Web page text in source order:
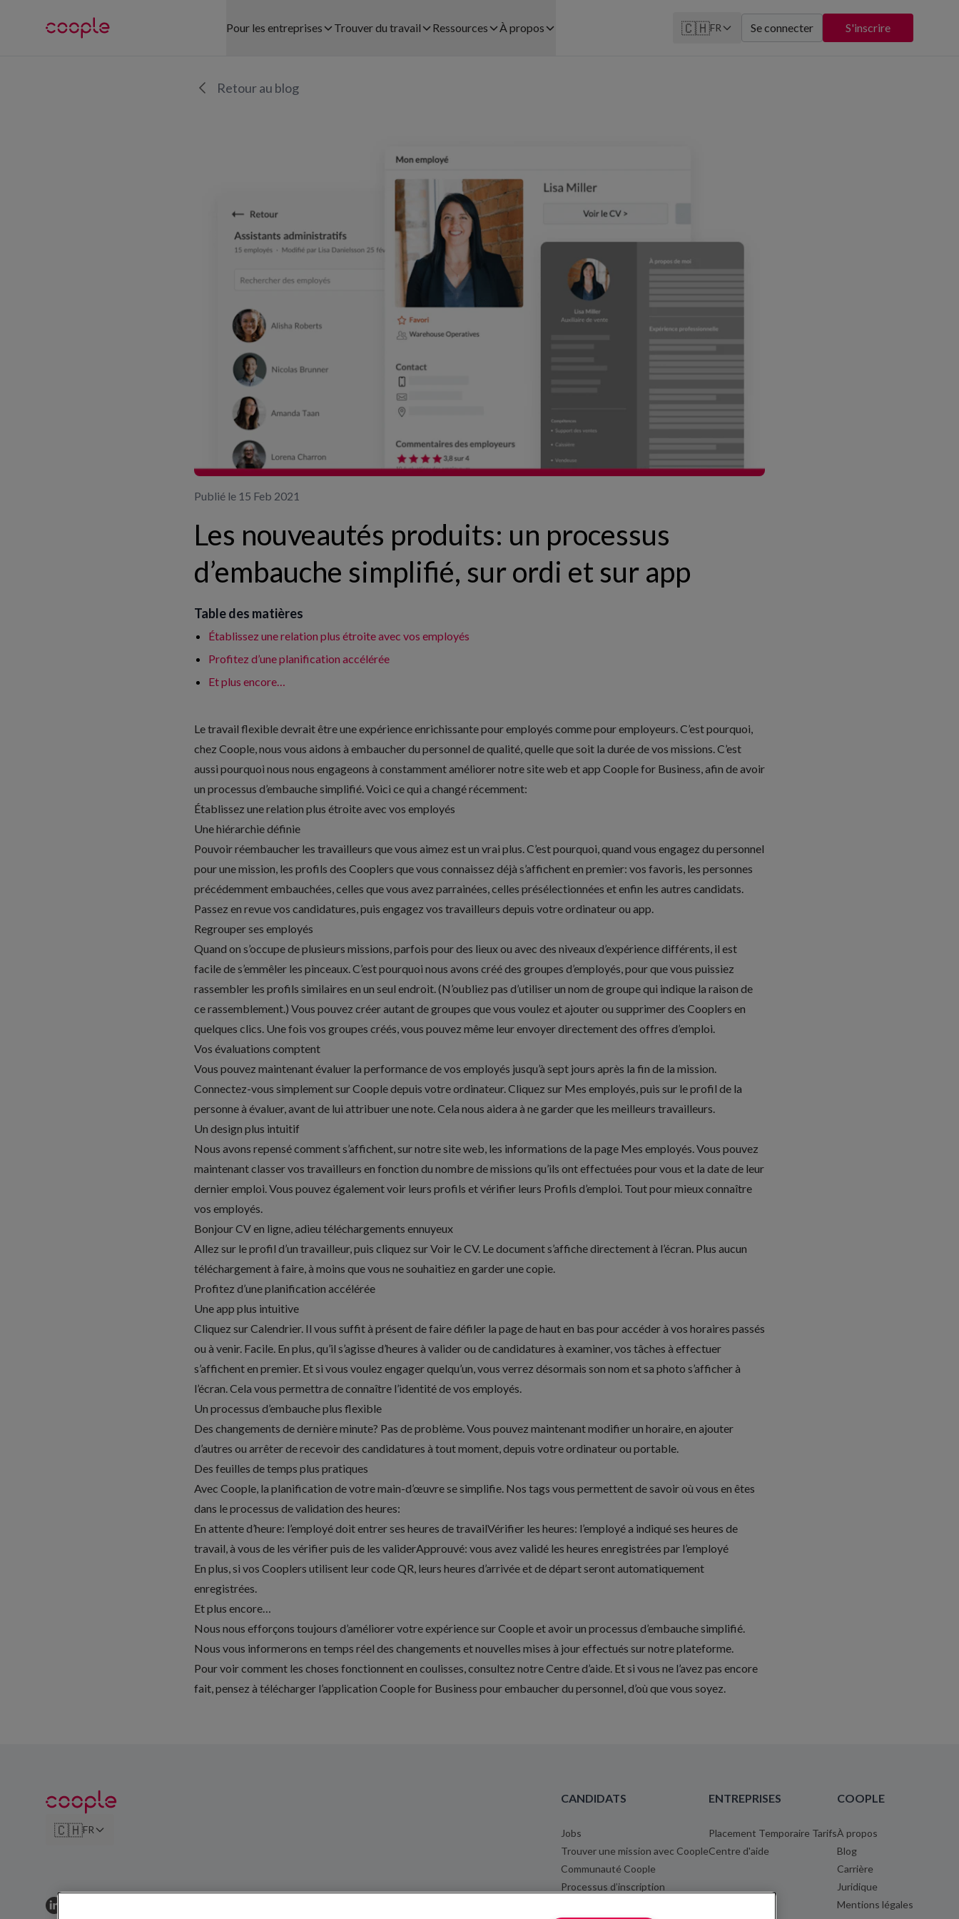
Pour les entreprises
NOS SECTEURS
Recrutement
Payrolling
Trouver du travail
Bulletin de Salaire
Communauté Coople
Centre d'aide
Télécharger l'app
Ressources
Aide et contact
À propos 🇨🇭FR Se connecter S'inscrire
Retour au blog
Publié le 15 Feb 2021
Les nouveautés produits: un processus
d’embauche simplifié, sur ordi et sur app
Table des matières
Établissez une relation plus étroite avec vos employés
Profitez d’une planification accélérée
Et plus encore…
Le travail flexible devrait être une expérience enrichissante pour employés comme pour employeurs. C’est pourquoi,
chez Coople, nous vous aidons à embaucher du personnel de qualité, quelle que soit la durée de vos missions. C’est
aussi pourquoi nous nous engageons à constamment améliorer notre site web et app Coople for Business, afin de avoir
un processus d’embauche simplifié. Voici ce qui a changé récemment:
Établissez une relation plus étroite avec vos employés
Une hiérarchie définie
Pouvoir réembaucher les travailleurs que vous aimez est un vrai plus. C’est pourquoi, quand vous engagez du personnel
pour une mission, les profils des Cooplers que vous connaissez déjà s’affichent en premier: vos favoris, les personnes
précédemment embauchées, celles que vous avez parrainées, celles présélectionnées et enfin les autres candidats.
Passez en revue vos candidatures, puis engagez vos travailleurs depuis votre ordinateur ou app.
Regrouper ses employés
Quand on s’occupe de plusieurs missions, parfois pour des lieux ou avec des niveaux d’expérience différents, il est
facile de s’emmêler les pinceaux. C’est pourquoi nous avons créé des groupes d’employés, pour que vous puissiez
rassembler les profils similaires en un seul endroit. (N’oubliez pas d’utiliser un nom de groupe qui indique la raison de
ce rassemblement.) Vous pouvez créer autant de groupes que vous voulez et ajouter ou supprimer des Cooplers en
quelques clics. Une fois vos groupes créés, vous pouvez même leurenvoyer directement des offres d’emploi.
Vos évaluations comptent
Vous pouvez maintenant évaluer la performance de vos employés jusqu’à sept jours après la fin de la mission.
Connectez-vous simplement sur Coople depuis votre ordinateur. Cliquez sur Mes employés, puis sur le profil de la
personne à évaluer, avant de lui attribuer une note. Cela nous aidera à ne garder que les meilleurs travailleurs.
Un design plus intuitif
Nous avons repensé comment s’affichent, sur notre site web, les informations de la page Mes employés. Vous pouvez
maintenant classer vos travailleurs en fonction du nombre de missions qu’ils ont effectuées pour vous et la date de leur
dernier emploi. Vous pouvez également voir leurs profils et vérifier leurs Profils d’emploi. Tout pour mieux connaître
vos employés.
Bonjour CV en ligne, adieu téléchargements ennuyeux
Allez sur le profil d’un travailleur, puis cliquez sur Voir le CV. Le document s’affiche directement à l’écran. Plus aucun
téléchargement à faire, à moins que vous ne souhaitiez en garder une copie.
Profitez d’une planification accélérée
Une app plus intuitive
Cliquez sur Calendrier. Il vous suffit à présent de faire défiler la page de haut en bas pour accéder à vos horaires passés
ou à venir. Facile. En plus, qu’il s’agisse d’heures à valider ou de candidatures à examiner, vos tâches à effectuer
s’affichent en premier. Et si vous voulez engager quelqu’un, vous verrez désormais son nom et sa photo s’afficher à
l’écran. Cela vous permettra de connaître l’identité de vos employés.
Un processus d’embauche plus flexible
Des changements de dernière minute? Pas de problème. Vous pouvez maintenant modifier un horaire, en ajouter
d’autres ou arrêter de recevoir des candidatures à tout moment, depuis votre ordinateur ou portable.
Des feuilles de temps plus pratiques
Avec Coople, la planification de votre main-d’œuvre se simplifie. Nos tags vous permettent de savoir où vous en êtes
dans le processus de validation des heures:
En attente d’heure: l’employé doit entrer ses heures de travailVérifier les heures: l’employé a indiqué ses heures de
travail, à vous de les vérifier puis de les validerApprouvé: vous avez validé les heures enregistrées par l’employé
En plus, si vos Cooplers utilisent leur code QR, leurs heures d’arrivée et de départ seront automatiquement
enregistrées.
Et plus encore…
Nous nous efforçons toujours d’améliorer votre expérience sur Coople et avoir un processus d’embauche simplifié.
Nous vous informerons en temps réel des changements et nouvelles mises à jour effectués sur notre plateforme.
Pour voir comment les choses fonctionnent en coulisses, consultez notreCentre d’aide. Et si vous ne l’avez pas encore
fait, pensez à télécharger l’application Coople for Business pour embaucher du personnel, d’où que vous soyez.
🇨🇭FR
CANDIDATS
Jobs
Trouver une mission avec Coople
Communauté Coople
Processus d’inscription
ENTREPRISES
Placement Temporaire Tarifs
Centre d'aide
COOPLE
À propos
Blog
Carrière
Juridique
Mentions légales